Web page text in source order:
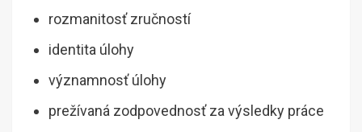
rozmanitosť zručností
identita úlohy
významnosť úlohy
prežívaná zodpovednosť za výsledky práce